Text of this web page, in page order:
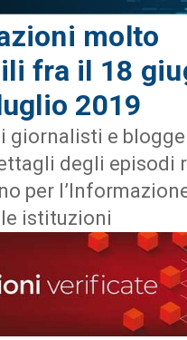
molto
fra il 18
2019
giornalisti e
degli episodi
per
istituzioni